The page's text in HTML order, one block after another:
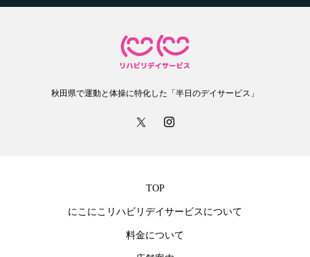
秋田県で運動と体操に特化した「半日のデイサービス」
TOP
にこにこリハビリデイサービスについて
料金について